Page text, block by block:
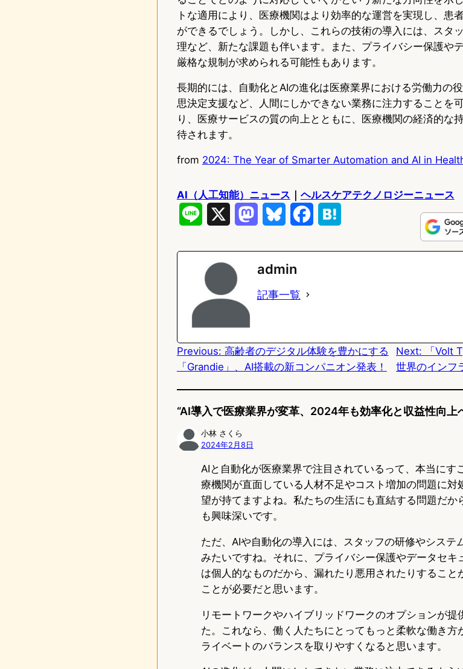
トな適用により、医療機関はより効率的な運営を実現し、患
ができるでしょう。しかし、これらの技術の導入には、スタ
理など、新たな課題も伴います。また、プライバシー保護や
厳格な規制が求められる可能性もあります。
長期的には、自動化とAIの進化は医療業界における労働力の
思決定支援など、人間にしかできない業務に注力することを
り、医療サービスの質の向上とともに、医療機関の経済的な
待されます。
from 2024: The Year of Smarter Automation and AI in
AI（人工知能）ニュース ｜ ヘルスケアテクノロジーニュース
e
o
n
y
o
k
admin
記事一覧
Previous: 高齢者のデジタル体験を豊かにする
「Grandie」、AI搭載の新コンパニオン発表！
Next:
「Volt
世界のインフ
“AI導入で医療業界が変革、2024年も効率化と収益性向上
小林 さくら
2024年2月8日
AIと自動化が医療業界で注目されているって、本当にす
療機関が直面している人材不足やコスト増加の問題に
望が持てますよね。私たちの生活にも直結する問題だか
も興味深いです。
ただ、AIや自動化の導入には、スタッフの研修やシステ
みたいですね。それに、プライバシー保護やデータセキ
は個人的なものだから、漏れたり悪用されたりすること
ことが必要だと思います。
リモートワークやハイブリッドワークのオプションが
た。これなら、働く人たちにとってもっと柔軟な働き
ライベートのバランスを取りやすくなると思います。